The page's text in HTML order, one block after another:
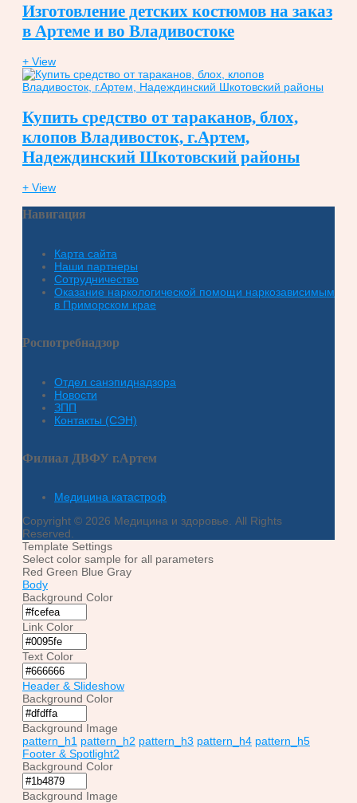
Изготовление детских костюмов на заказ
в Артеме и во Владивостоке
+ View
Купить средство от тараканов, блох,
клопов Владивосток, г.Артем,
Надеждинский Шкотовский районы
+ View
Навигация
Карта сайта
Наши партнеры
Сотрудничество
Оказание наркологической помощи наркозависимым
в Приморском крае
Роспотребнадзор
Отдел санэпиднадзора
Новости
ЗПП
Контакты (СЭН)
Филиал ДВФУ г.Артем
Медицина катастроф
Copyright © 2026 Медицина и здоровье. All Rights
Reserved.
Template Settings
Select color sample for all parameters
Red Green Blue Gray
Body
Background Color
Link Color
Text Color
Header & Slideshow
Background Color
Background Image
pattern_h1 pattern_h2 pattern_h3 pattern_h4 pattern_h5
Footer & Spotlight2
Background Color
Background Image